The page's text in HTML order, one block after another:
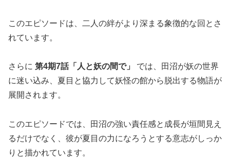
このエピソードは、二人の絆がより深まる象徴的な回とさ
れています。
さらに 第4期7話「人と妖の間で」
では、田沼が妖の世界
に迷い込み、夏目と協力して妖怪の館から脱出する物語が
展開されます。
このエピソードでは、田沼の強い責任感と成長が垣間見え
るだけでなく、彼が夏目の力になろうとする意志がしっか
りと描かれています。